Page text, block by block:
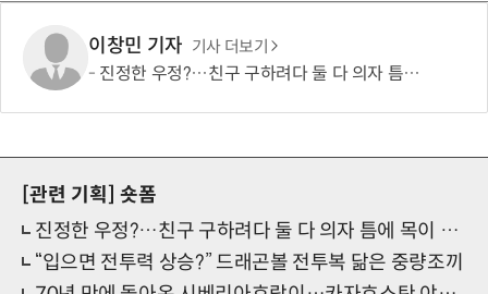
이창민 기자 기사 더보기
진정한 우정?…친구 구하려다 둘 다 의자 틈에 목이 낀 순간
[관련 기획] 숏폼
진정한 우정?…친구 구하려다 둘 다 의자 틈에 목이 낀 순간
“입으면 전투력 상승?” 드래곤볼 전투복 닮은 중량조끼